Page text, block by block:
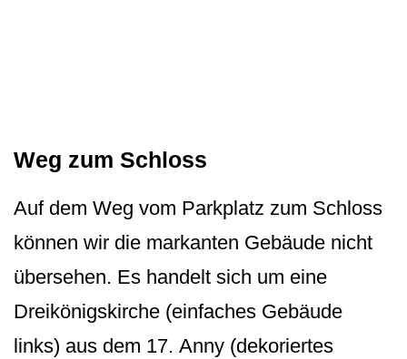
Weg zum Schloss
Auf dem Weg vom Parkplatz zum Schloss
können wir die markanten Gebäude nicht
übersehen. Es handelt sich um eine
Dreikönigskirche (einfaches Gebäude
links) aus dem 17. Anny (dekoriertes